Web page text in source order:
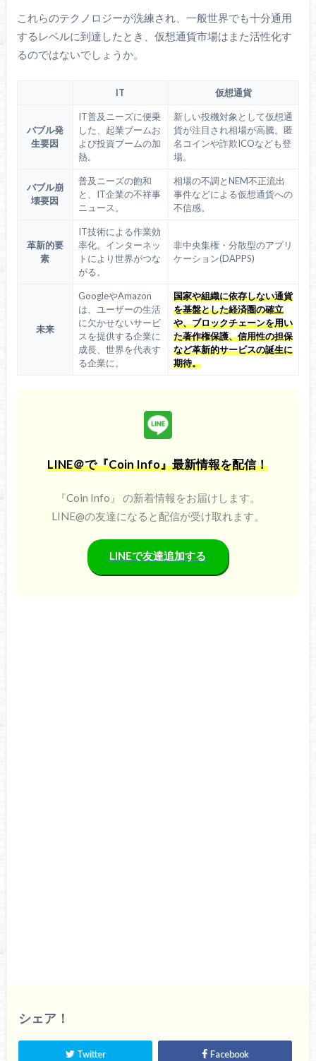
これらのテクノロジーが洗練され、一般世界でも十分通用
するレベルに到達したとき、仮想通貨市場はまた活性化す
るのではないでしょうか。
IT 仮想通貨
バブル発
生要因
IT普及ニーズに便乗
した、起業ブームお
よび投資ブームの加
熱。
新しい投機対象として仮想通
貨が注目され相場が高騰。匿
名コインや詐欺ICOなども登
場。
バブル崩
壊要因
普及ニーズの飽和
と、IT企業の不祥事
ニュース。
相場の不調とNEM不正流出
事件などによる仮想通貨への
不信感。
革新的要
素
IT技術による作業効
率化。インターネッ
トにより世界がつな
がる。
非中央集権・分散型のアプリ
ケーション(DAPPS)
未来
GoogleやAmazon
は、ユーザーの生活
に欠かせないサービ
スを提供する企業に
成長、世界を代表す
る企業に。
国家や組織に依存しない通貨
を基盤とした経済圏の確立
や、ブロックチェーンを用い
た著作権保護、信用性の担保
など革新的サービスの誕生に
期待。
LINE＠で『Coin Info』最新情報を配信！
『Coin Info』 の新着情報をお届けします。
LINE@の友達になると配信が受け取れます。
LINEで友達追加する
シェア！
Twitter Facebook